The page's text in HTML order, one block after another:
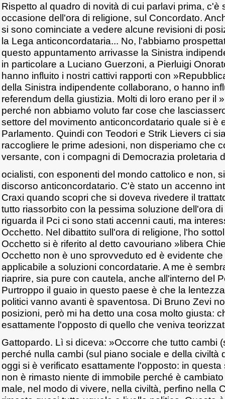
Rispetto al quadro di novità di cui parlavi prima, c'è
occasione dell'ora di religione, sul Concordato.
si sono cominciate a vedere alcune revisioni di
la Lega anticoncordataria... No, l'abbiamo
questo appuntamento arrivasse la Sinistra
in particolare a Luciano Guerzoni, a Pierluigi
hanno influito i nostri cattivi rapporti con
della Sinistra indipendente collaborano, o hanno
referendum della giustizia. Molti di loro erano per il
perché non abbiamo voluto far cose che
settore del movimento anticoncordatario quale si è
Parlamento. Quindi con Teodori e Strik Lievers ci
raccogliere le prime adesioni, non disperiamo che
versante, con i compagni di Democrazia proletaria
ocialisti, con esponenti del mondo cattolico e non,
discorso anticoncordatario. C'è stato un accenno
Craxi quando scopri che si doveva rivedere il
tutto riassorbito con la pessima soluzione dell'ora
riguarda il Pci ci sono stati accenni cauti, ma
Occhetto. Nel dibattito sull'ora di religione, l'ho
Occhetto si è riferito al detto cavouriano »libera
Occhetto non è uno sprovveduto ed è evidente
applicabile a soluzioni concordatarie. A me è
riaprire, sia pure con cautela, anche all'interno del
Purtroppo il guaio in questo paese è che la
politici vanno avanti è spaventosa. Di Bruno Zevi
posizioni, però mi ha detto una cosa molto giusta:
esattamente l'opposto di quello che veniva
Gattopardo. Lì si diceva: »Occorre che tutto cambi
perché nulla cambi (sul piano sociale e della civiltà
oggi si è verificato esattamente l'opposto: in
non è rimasto niente di immobile perché è
male, nel modo di vivere, nella civiltà, perfino nella